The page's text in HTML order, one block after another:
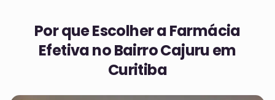
Por que Escolher a Farmácia
Efetiva noBairro Cajuru em
Curitiba